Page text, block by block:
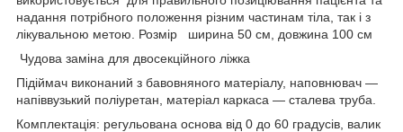
надання потрібного положення різним частинам тіла, так і з
лікувальною метою. Розмір ширина 50 см, довжина 100 см
Чудова заміна для двосекційного ліжка
Підіймач виконаний з бавовняного матеріалу, наповнювач —
напіввузький поліуретан, матеріал каркаса — сталева труба.
Комплектація: регульована основа від 0 до 60 градусів, валик